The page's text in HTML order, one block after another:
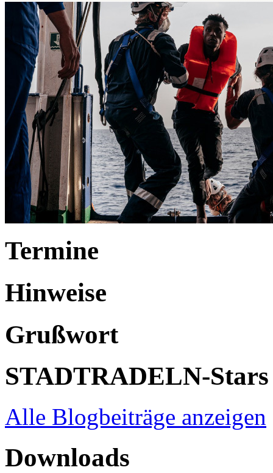
Termine
Hinweise
Grußwort
STADTRADELN-Stars
Alle Blogbeiträge anzeigen
Downloads